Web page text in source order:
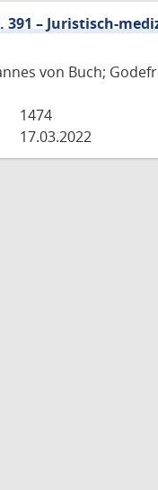
391 – Juristisch-
von Buch;
1474
17.03.2022